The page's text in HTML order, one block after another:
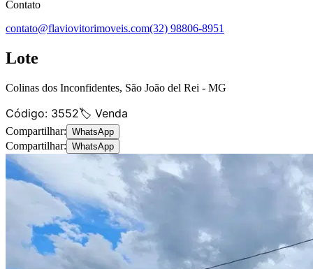
Contato
contato@flaviovitorimoveis.com(32) 98806-8951
Lote
Colinas dos Inconfidentes, São João del Rei - MG
Código: 3552🏷️ Venda
Compartilhar: WhatsApp
Compartilhar: WhatsApp